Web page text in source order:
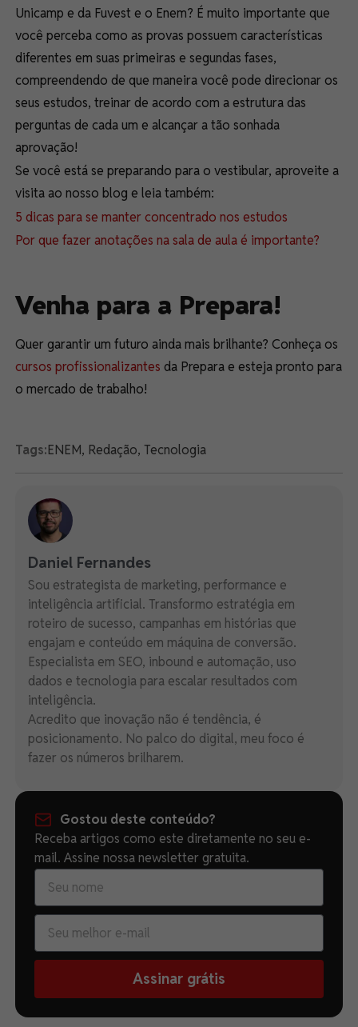
Unicamp e da Fuvest e o Enem? É muito importante que
você perceba como as provas possuem características
diferentes em suas primeiras e segundas fases,
compreendendo de que maneira você pode direcionar os
seus estudos, treinar de acordo com a estrutura das
perguntas de cada um e alcançar a tão sonhada
aprovação!
Se você está se preparando para o vestibular, aproveite a
visita ao nosso blog e leia também:
5 dicas para se manter concentrado nos estudos
Por que fazer anotações na sala de aula é importante?
Venha para a Prepara!
Quer garantir um futuro ainda mais brilhante? Conheça os
cursos profissionalizantes da Prepara e esteja pronto para
o mercado de trabalho!
Tags:ENEM, Redação, Tecnologia
Daniel Fernandes
Sou estrategista de marketing, performance e
inteligência artificial. Transformo estratégia em
roteiro de sucesso, campanhas em histórias que
engajam e conteúdo em máquina de conversão.
Especialista em SEO, inbound e automação, uso
dados e tecnologia para escalar resultados com
inteligência.
Acredito que inovação não é tendência, é
posicionamento. No palco do digital, meu foco é
fazer os números brilharem.
Gostou deste conteúdo?
Receba artigos como este diretamente no seu e-
mail. Assine nossa newsletter gratuita.
Assinar grátis